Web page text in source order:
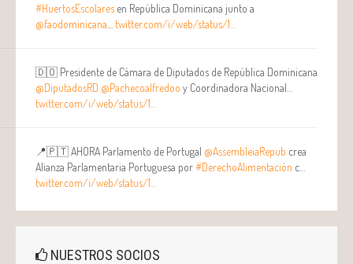
#HuertosEscolares en República Dominicana junto a
@faodominicana
twitter.com/i/web/status/1…
🇩🇴 Presidente de Cámara de Diputados de República Dominicana
@DiputadosRD @Pachecoalfredoo y Coordinadora Nacional…
twitter.com/i/web/status/1…
📍🇵🇹 AHORA Parlamento de Portugal @AssembleiaRepub crea
Alianza Parlamentaria Portuguesa por#DerechoAlimentación c…
twitter.com/i/web/status/1…
NUESTROS SOCIOS